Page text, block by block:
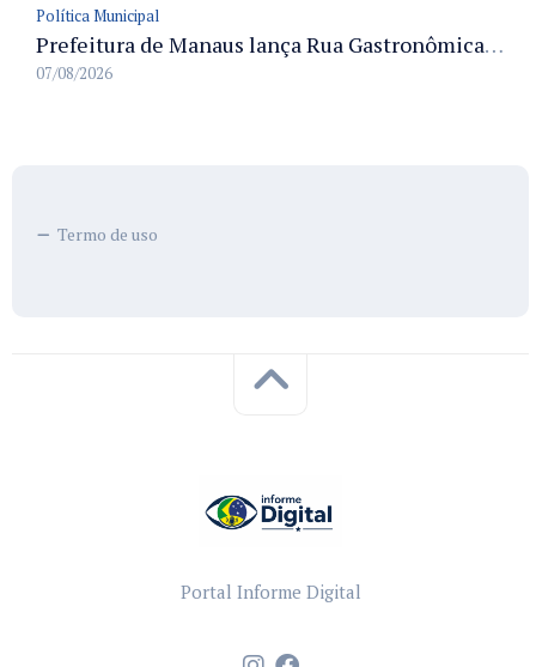
Política Municipal
Prefeitura de Manaus lança Rua Gastronômica preservando as 17 árvores da Ferreira Pena no Centro
07/08/2026
Termo de uso
Portal Informe Digital